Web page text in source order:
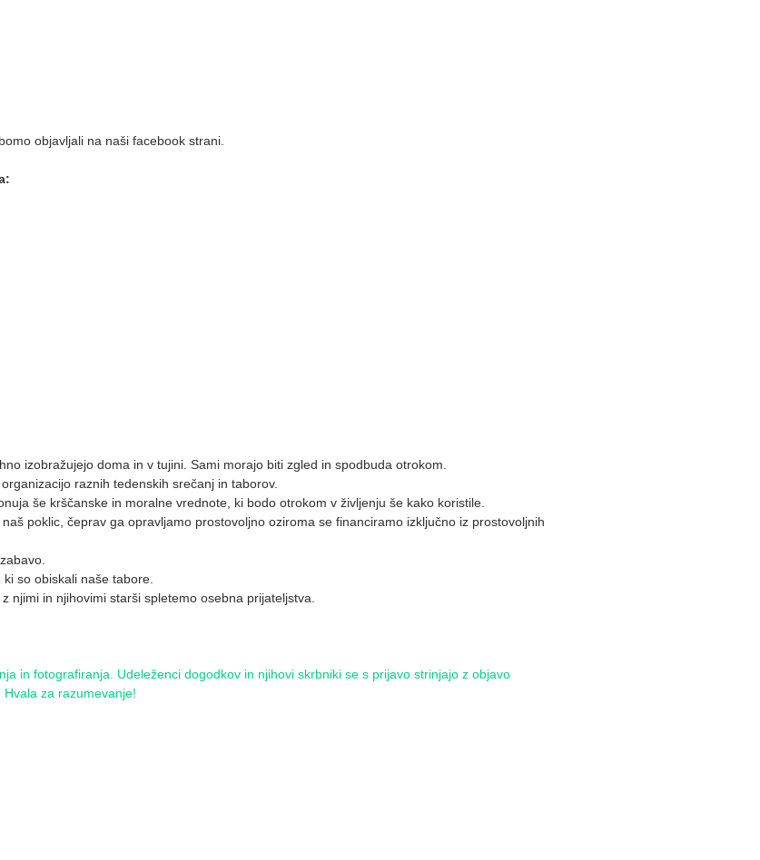
objavljali na naši facebook strani.
izobražujejo doma in v tujini. Sami morajo biti zgled in spodbuda otrokom.
raznih tedenskih srečanj in taborov.
še krščanske in moralne vrednote, ki bodo otrokom v življenju še kako koristile.
poklic, čeprav ga opravljamo prostovoljno oziroma se financiramo izključno iz prostovoljnih
so obiskali naše tabore.
njimi in njihovimi starši spletemo osebna prijateljstva.
in fotografiranja. Udeleženci dogodkov in njihovi skrbniki se s prijavo strinjajo z objavo
za razumevanje!